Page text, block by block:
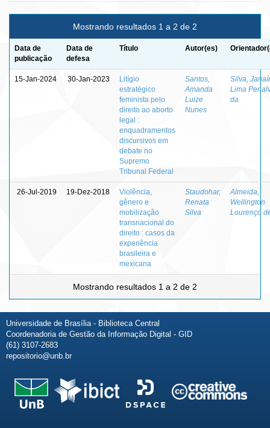
Mostrando resultados 1 a 2 de 2
Data de
publicação
Data de
defesa
Título Autor(es)
15-Jan-2024 30-Jan-2023
Litígio
estratégico
feminista pelo
direito ao aborto
legal :
enquadramentos
discursivos em
debate no
Supremo
Tribunal Federal
Santos,
Amanda
Luize
Nunes
Silva,
Lima
da
26-Jul-2019 19-Dez-2018
Violência,
gênero e
mobilização
transnacional do
direito : casos da
experiência
brasileira e
mexicana
Staudohar,
Renata
Silva
Almeida,
Wellington
Lourenço
Mostrando resultados 1 a 2 de 2
Universidade de Brasília - Biblioteca Central
Coordenadoria de Gestão da Informação Digital - GID
(61) 3107-2683
repositorio@unb.br